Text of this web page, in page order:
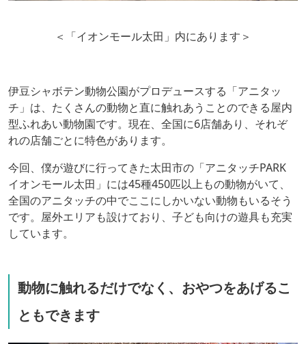
＜「イオンモール太田」内にあります＞
伊豆シャボテン動物公園がプロデュースする「アニタッ
チ」は、たくさんの動物と直に触れあうことのできる屋内
型ふれあい動物園です。現在、全国に6店舗あり、それぞ
れの店舗ごとに特色があります。
今回、僕が遊びに行ってきた太田市の「アニタッチPARK
イオンモール太田」には45種450匹以上もの動物がいて、
全国のアニタッチの中でここにしかいない動物もいるそう
です。屋外エリアも設けており、子ども向けの遊具も充実
しています。
動物に触れるだけでなく、おやつをあげるこ
ともできます